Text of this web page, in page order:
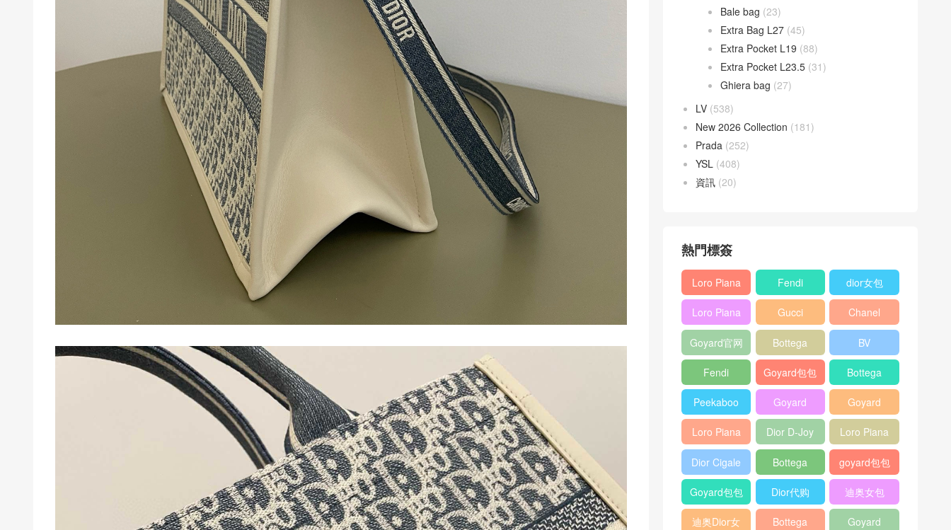
Bale bag (23)
Extra Bag L27 (45)
Extra Pocket L19 (88)
Extra Pocket L23.5 (31)
Ghiera bag (27)
LV (538)
New 2026 Collection (181)
Prada (252)
YSL (408)
資訊 (20)
熱門標簽
Loro Piana
L19
Shoulder
Bag
Fendi
Baguette
bag
dior女包
Loro Piana
L19
Crossbody
Bag
Gucci
Horsebit
1955 bag
Chanel
25bag
Goyard官网
Bottega
veneta包包
BV
Pinacoteca
tote bag
Fendi
Peekaboo
bag
Goyard包包
多少钱
Bottega
veneta女包
Peekaboo
ISeeU中號
手提包
Goyard
Crossbody
Bag
Goyard
Shoulder
Bag
Loro Piana
L19 Clutch
Bag
Dior D-Joy
mini bag
Loro Piana
Extra
Pocket L19
Dior Cigale
Handbag
Bottega
Veneta
Andiamo
shoulder
goyard包包
官方旗艦店
Goyard包包
价格
Dior代购 迪奥女包
迪奥Dior女
Bottega
Goyard